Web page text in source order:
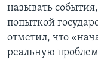
называть
попыткой
отметил, что
реальную